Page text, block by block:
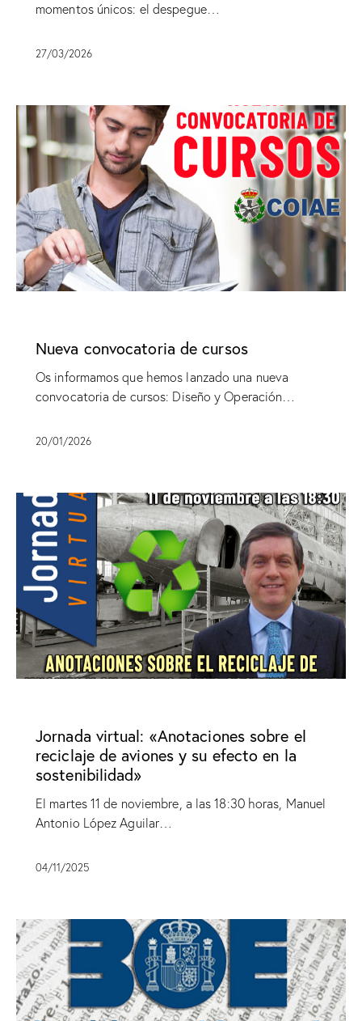
momentos únicos: el despegue…
27/03/2026
Nueva convocatoria de cursos
Os informamos que hemos lanzado una nueva
convocatoria de cursos: Diseño y Operación…
20/01/2026
Jornada virtual: «Anotaciones sobre el
reciclaje de aviones y su efecto en la
sostenibilidad»
El martes 11 de noviembre, a las 18:30 horas, Manuel
Antonio López Aguilar…
04/11/2025